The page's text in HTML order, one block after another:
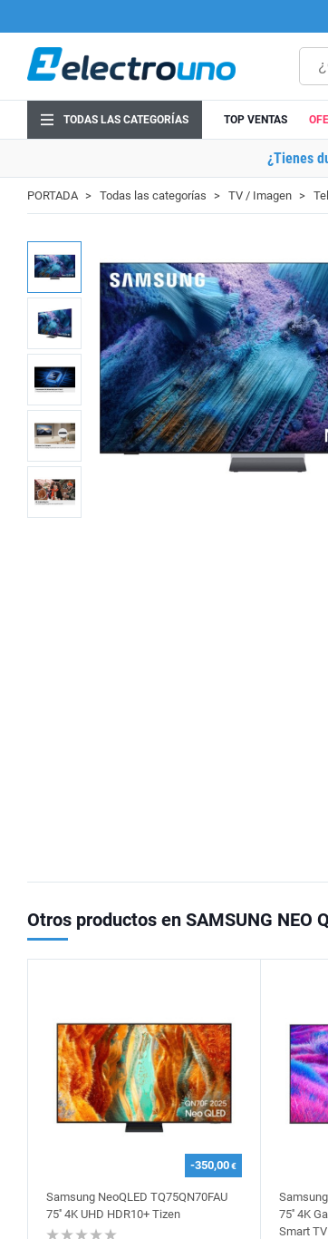
TODAS LAS CATEGORÍAS TOP VENTAS
¿Tienes
PORTADA Todas las categorías TV / Imagen
Otros productos en SAMSUNG NEO
-350,00€
Samsung NeoQLED TQ75QN70FAU
75'' 4K UHD HDR10+ Tizen
75'' 4K
Smart TV